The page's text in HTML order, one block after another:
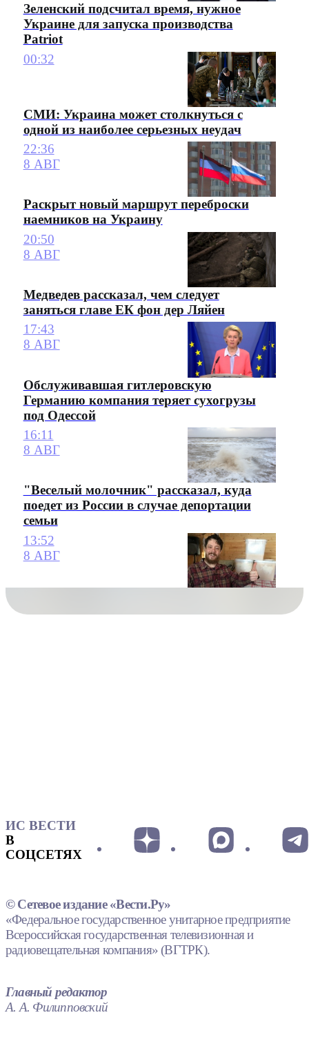
Зеленский подсчитал время, нужное
Украине для запуска производства
Patriot
00:32
СМИ: Украина может столкнуться с
одной из наиболее серьезных неудач
22:36
8 АВГ
Раскрыт новый маршрут переброски
наемников на Украину
20:50
8 АВГ
Медведев рассказал, чем следует
заняться главе ЕК фон дер Ляйен
17:43
8 АВГ
Обслуживавшая гитлеровскую
Германию компания теряет сухогрузы
под Одессой
16:11
8 АВГ
"Веселый молочник" рассказал, куда
поедет из России в случае депортации
семьи
13:52
8 АВГ
ИС ВЕСТИ
В
СОЦСЕТЯХ
© Сетевое издание «Вести.Ру»
«Федеральное государственное унитарное предприятие
Всероссийская государственная телевизионная и
радиовещательная компания» (ВГТРК).
Главный редактор
А. А. Филипповский